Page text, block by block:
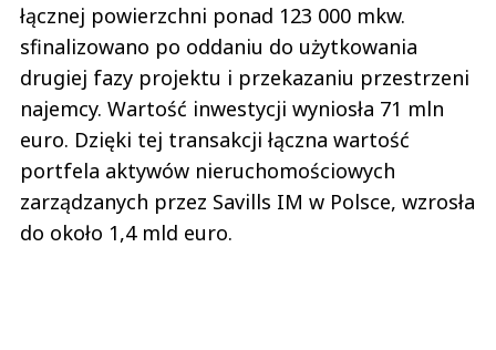
łącznej powierzchni ponad 123 000 mkw.
sfinalizowano po oddaniu do użytkowania
drugiej fazy projektu i przekazaniu przestrzeni
najemcy. Wartość inwestycji wyniosła 71 mln
euro. Dzięki tej transakcji łączna wartość
portfela aktywów nieruchomościowych
zarządzanych przez Savills IM w Polsce, wzrosła
do około 1,4 mld euro.